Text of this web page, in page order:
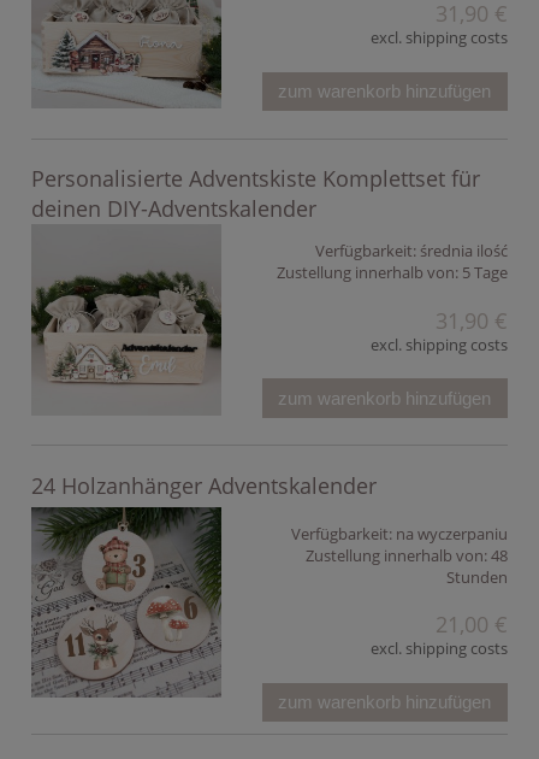
31,90 €
excl. shipping costs
zum warenkorb hinzufügen
Personalisierte Adventskiste Komplettset für
deinen DIY-Adventskalender
Verfügbarkeit: średnia ilość
Zustellung innerhalb von: 5 Tage
31,90 €
excl. shipping costs
zum warenkorb hinzufügen
24 Holzanhänger Adventskalender
Verfügbarkeit: na wyczerpaniu
Zustellung innerhalb von:48
Stunden
21,00 €
excl. shipping costs
zum warenkorb hinzufügen